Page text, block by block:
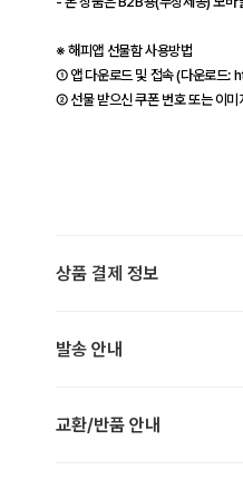
※ 해피앱 선물함 사용방법
① 앱 다운로드 및 접속 (다운로
② 선물 받으신 쿠폰 번호 또는 이미
상품 결제 정보
발송 안내
교환/반품 안내